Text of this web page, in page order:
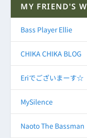
MY FRIEND'S
Bass Player Ellie
CHIKA CHIKA BLOG
Eriでございまーす☆
MySilence
Naoto The Bassman